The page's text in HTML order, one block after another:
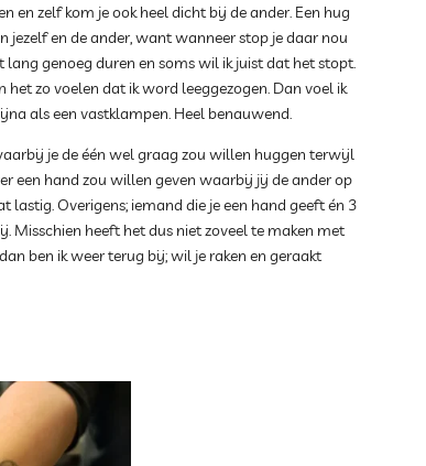
en zelf kom je ook heel dicht bij de ander. Een hug
en de ander, want wanneer stop je daar nou
lang genoeg duren en soms wil ik juist dat het stopt.
zo voelen dat ik word leeggezogen. Dan voel ik
als een vastklampen. Heel benauwend.
je de één wel graag zou willen huggen terwijl
een hand zou willen geven waarbij jij de ander op
lastig. Overigens; iemand die je een hand geeft én 3
Misschien heeft het dus niet zoveel te maken met
ben ik weer terug bij; wil je raken en geraakt